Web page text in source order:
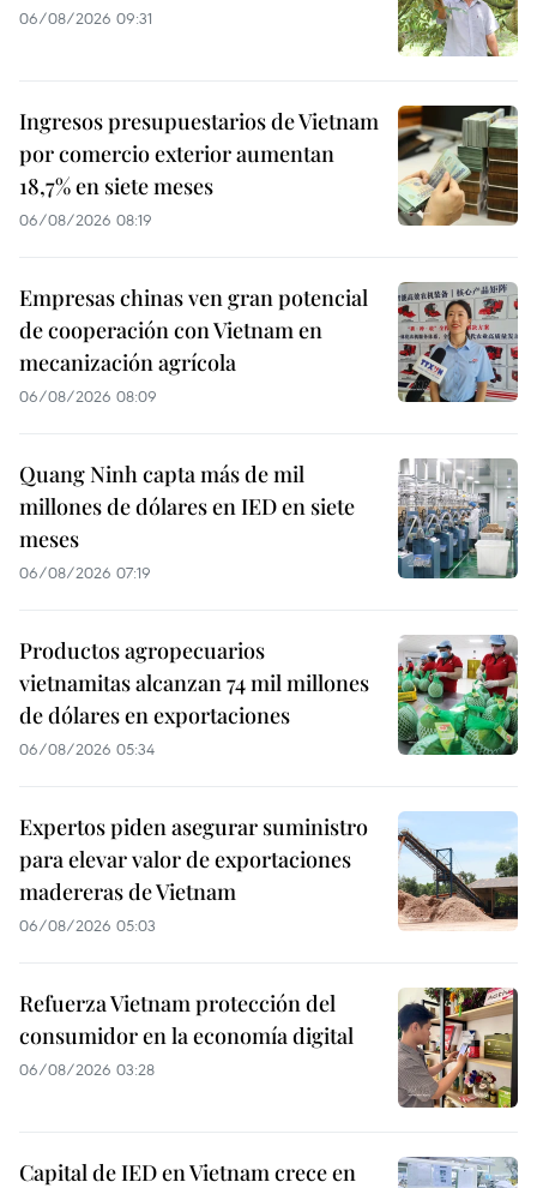
06/08/2026 09:31
Ingresos presupuestarios de Vietnam
por comercio exterior aumentan
18,7% en siete meses
06/08/2026 08:19
Empresas chinas ven gran potencial
de cooperación con Vietnam en
mecanización agrícola
06/08/2026 08:09
Quang Ninh capta más de mil
millones de dólares en IED en siete
meses
06/08/2026 07:19
Productos agropecuarios
vietnamitas alcanzan 74 mil millones
de dólares en exportaciones
06/08/2026 05:34
Expertos piden asegurar suministro
para elevar valor de exportaciones
madereras de Vietnam
06/08/2026 05:03
Refuerza Vietnam protección del
consumidor en la economía digital
06/08/2026 03:28
Capital de IED en Vietnam crece en